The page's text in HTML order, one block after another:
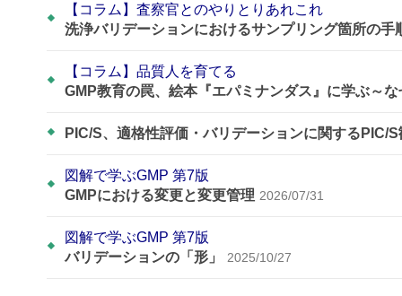
【コラム】査察官とのやりとりあれこれ
洗浄バリデーションにおけるサンプリング箇所の手
【コラム】品質人を育てる
GMP教育の罠、絵本『エパミナンダス』に学ぶ～
PIC/S、適格性評価・バリデーションに関するPIC/
図解で学ぶGMP 第7版
GMPにおける変更と変更管理 2026/07/31
図解で学ぶGMP 第7版
バリデーションの「形」
2025/10/27